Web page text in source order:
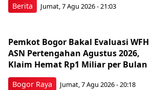
Berita Jumat, 7 Agu 2026 - 21:03
Bogor Raya
Pemkot Bogor Bakal Evaluasi WFH
ASN Pertengahan Agustus 2026,
Klaim Hemat Rp1 Miliar per Bulan
Jumat, 7 Agu 2026 - 20:18